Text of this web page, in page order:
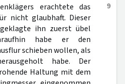
9
erachtete das
nicht glaubhaft. Dieser
ihn zuerst übel
habe er den
schieben wollen, als
habe. Der
Haltung mit dem